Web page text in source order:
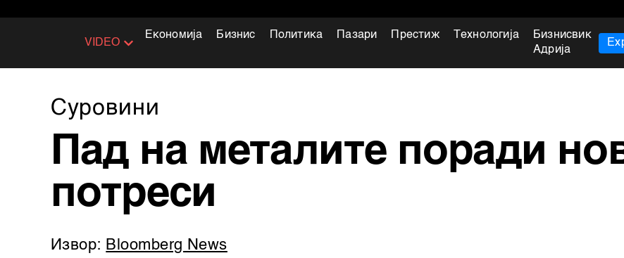
VIDEO
Економија Бизнис Политика Пазари Престиж Технологија
Бизнисвик
Адрија
Суровини
Пад на металите поради
потреси
Извор: Bloomberg News